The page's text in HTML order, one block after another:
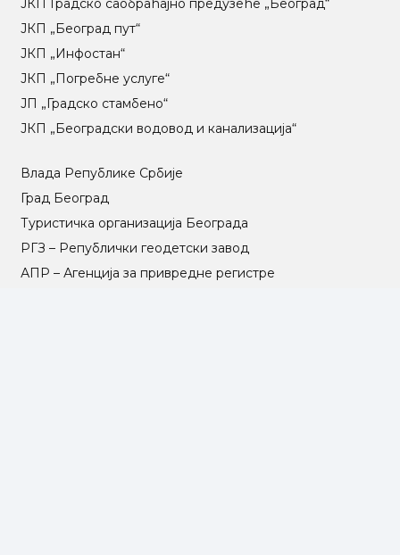
ЈКП Градско саобраћајно предузеће „Београд“
ЈКП „Београд пут“
ЈКП „Инфостан“
ЈКП „Погребне услуге“
ЈП „Градско стамбено“
ЈКП „Београдски водовод и канализација“
Влада Републике Србије
Град Београд
Туристичка организација Београда
РГЗ – Републички геодетски завод
АПР – Агенција за привредне регистре